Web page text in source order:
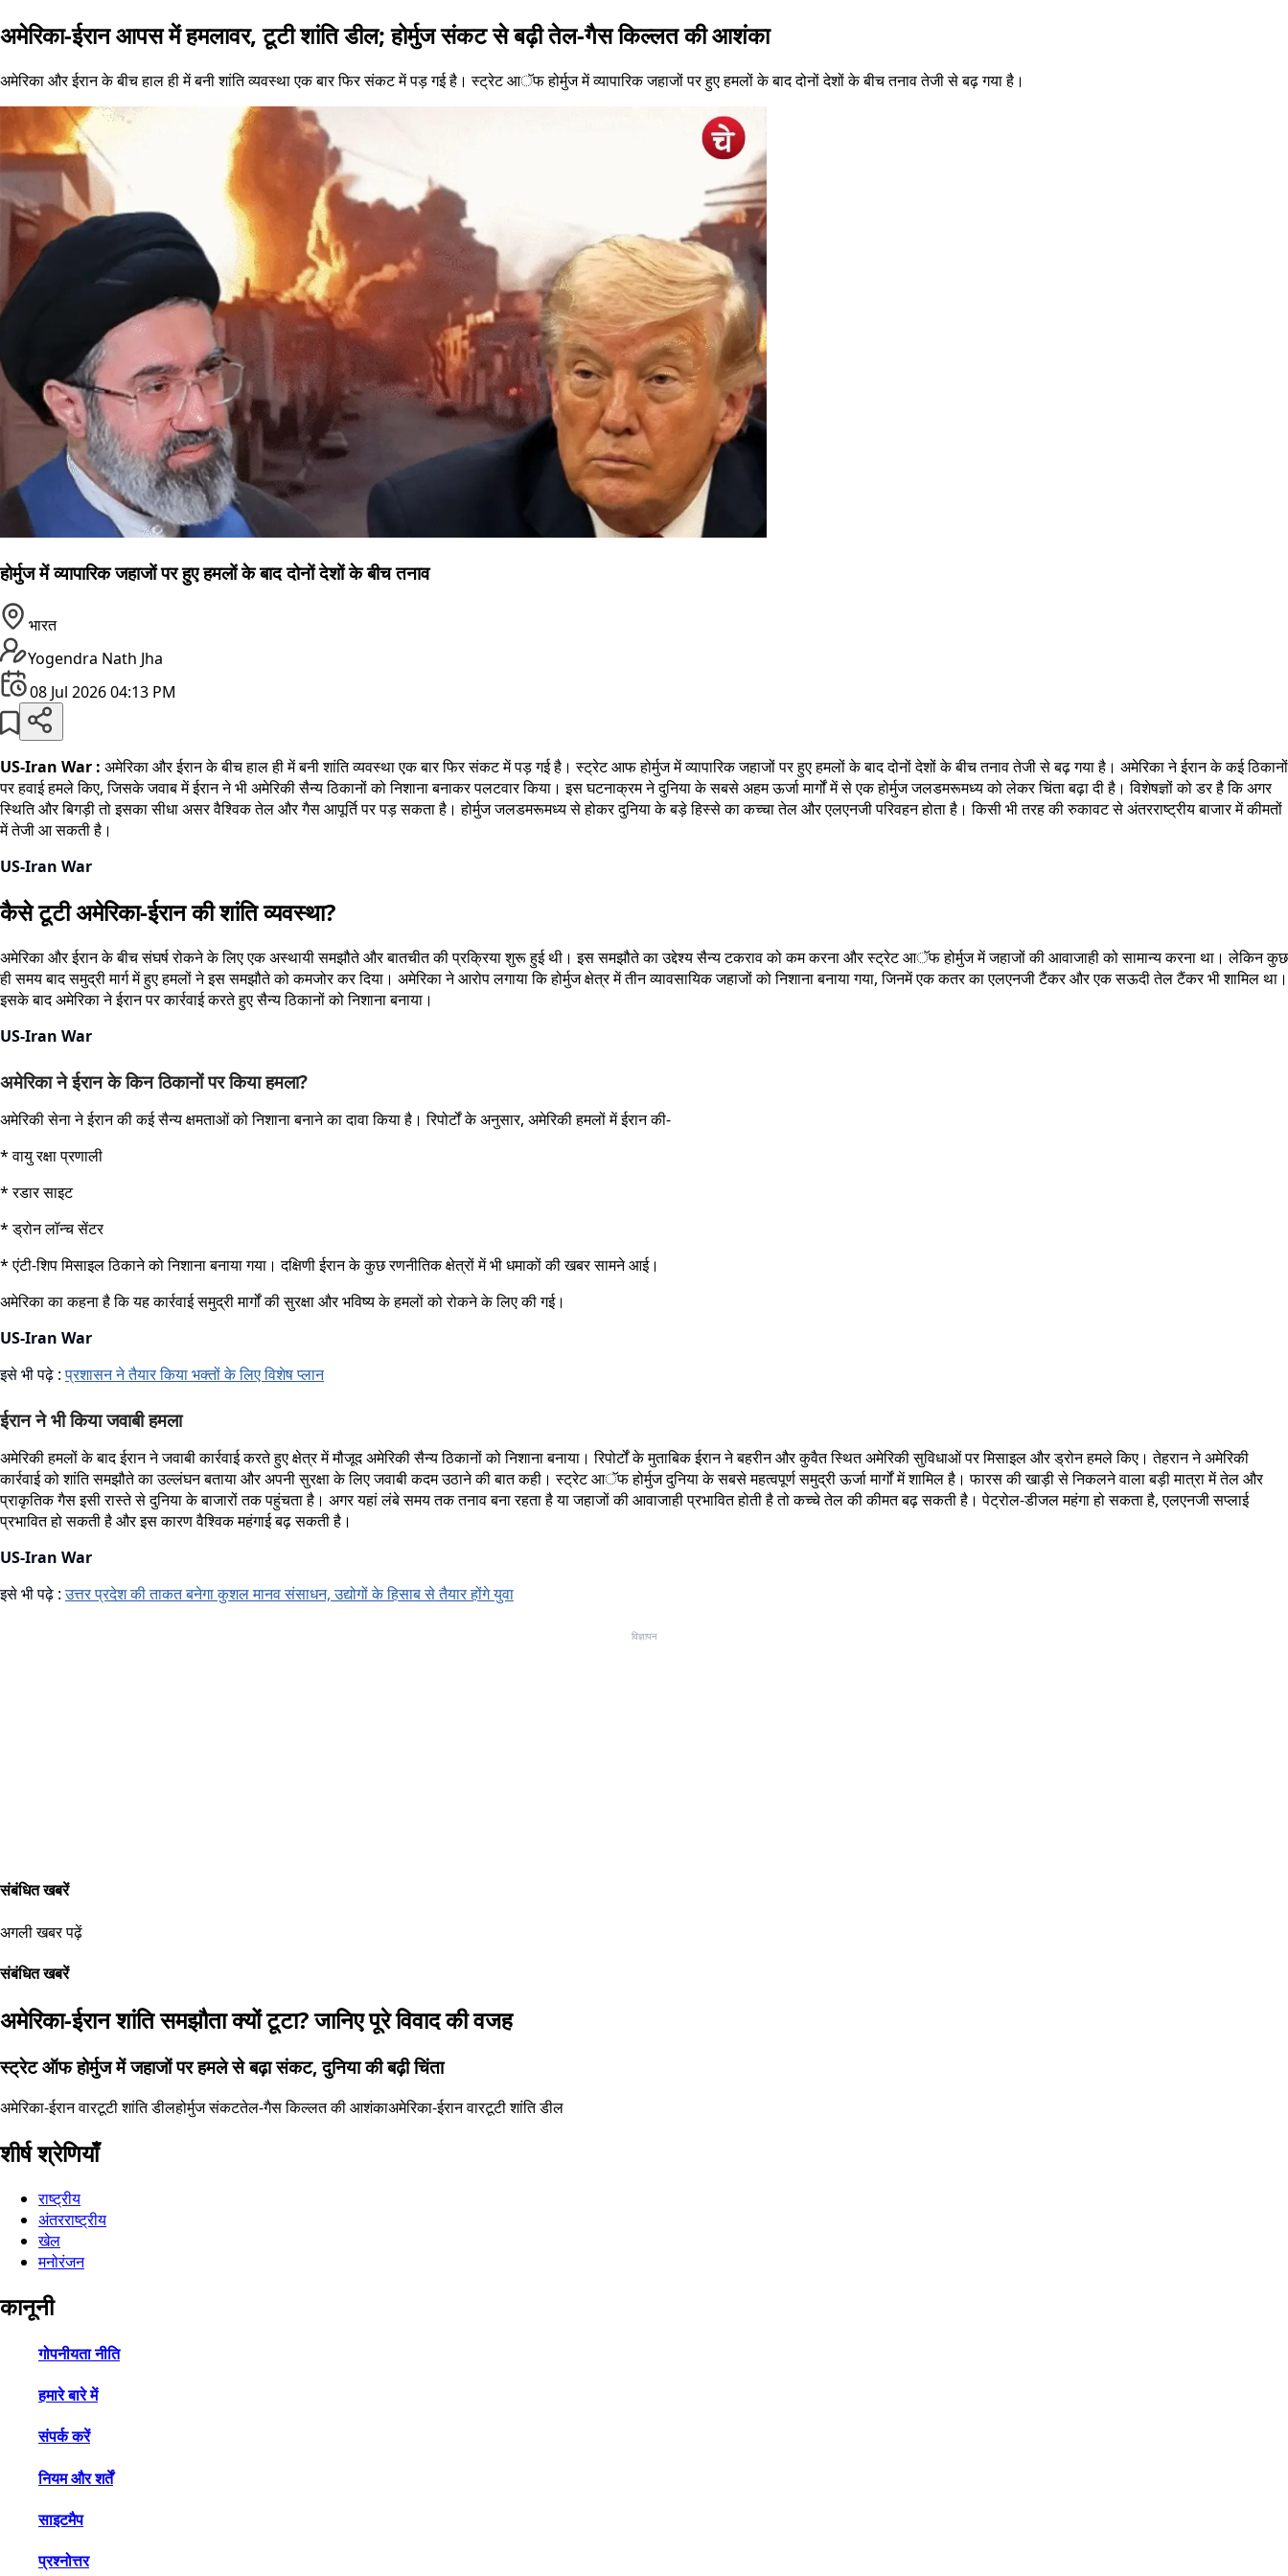
अमेरिका-ईरान आपस में हमलावर, टूटी शांति डील; होर्मुज संकट से बढ़ी तेल-गैस किल्लत की आशंका
अमेरिका और ईरान के बीच हाल ही में बनी शांति व्यवस्था एक बार फिर संकट में पड़ गई है। स्ट्रेट आॅफ होर्मुज में व्यापारिक जहाजों पर हुए हमलों के बाद दोनों देशों के बीच तनाव तेजी से बढ़ गया है।
होर्मुज में व्यापारिक जहाजों पर हुए हमलों के बाद दोनों देशों के बीच तनाव
भारत
Yogendra Nath Jha
08 Jul 2026 04:13 PM
US-Iran War : अमेरिका और ईरान के बीच हाल ही में बनी शांति व्यवस्था एक बार फिर संकट में पड़ गई है। स्ट्रेट आफ होर्मुज में व्यापारिक जहाजों पर हुए हमलों के बाद दोनों देशों के बीच तनाव तेजी से बढ़ गया है। अमेरिका ने ईरान के कई ठिकानों
पर हवाई हमले किए, जिसके जवाब में ईरान ने भी अमेरिकी सैन्य ठिकानों को निशाना बनाकर पलटवार किया। इस घटनाक्रम ने दुनिया के सबसे अहम ऊर्जा मार्गों में से एक होर्मुज जलडमरूमध्य को लेकर चिंता बढ़ा दी है। विशेषज्ञों को डर है कि अगर
स्थिति और बिगड़ी तो इसका सीधा असर वैश्विक तेल और गैस आपूर्ति पर पड़ सकता है। होर्मुज जलडमरूमध्य से होकर दुनिया के बड़े हिस्से का कच्चा तेल और एलएनजी परिवहन होता है। किसी भी तरह की रुकावट से अंतरराष्ट्रीय बाजार में कीमतों
में तेजी आ सकती है।
US-Iran War
कैसे टूटी अमेरिका-ईरान की शांति व्यवस्था?
अमेरिका और ईरान के बीच संघर्ष रोकने के लिए एक अस्थायी समझौते और बातचीत की प्रक्रिया शुरू हुई थी। इस समझौते का उद्देश्य सैन्य टकराव को कम करना और स्ट्रेट आॅफ होर्मुज में जहाजों की आवाजाही को सामान्य करना था। लेकिन कुछ
ही समय बाद समुद्री मार्ग में हुए हमलों ने इस समझौते को कमजोर कर दिया। अमेरिका ने आरोप लगाया कि होर्मुज क्षेत्र में तीन व्यावसायिक जहाजों को निशाना बनाया गया, जिनमें एक कतर का एलएनजी टैंकर और एक सऊदी तेल टैंकर भी शामिल था।
इसके बाद अमेरिका ने ईरान पर कार्रवाई करते हुए सैन्य ठिकानों को निशाना बनाया।
US-Iran War
अमेरिका ने ईरान के किन ठिकानों पर किया हमला?
अमेरिकी सेना ने ईरान की कई सैन्य क्षमताओं को निशाना बनाने का दावा किया है। रिपोर्टों के अनुसार, अमेरिकी हमलों में ईरान की-
* वायु रक्षा प्रणाली
* रडार साइट
* ड्रोन लॉन्च सेंटर
* एंटी-शिप मिसाइल ठिकाने को निशाना बनाया गया। दक्षिणी ईरान के कुछ रणनीतिक क्षेत्रों में भी धमाकों की खबर सामने आई।
अमेरिका का कहना है कि यह कार्रवाई समुद्री मार्गों की सुरक्षा और भविष्य के हमलों को रोकने के लिए की गई।
US-Iran War
इसे भी पढ़े :प्रशासन ने तैयार किया भक्तों के लिए विशेष प्लान
ईरान ने भी किया जवाबी हमला
अमेरिकी हमलों के बाद ईरान ने जवाबी कार्रवाई करते हुए क्षेत्र में मौजूद अमेरिकी सैन्य ठिकानों को निशाना बनाया। रिपोर्टों के मुताबिक ईरान ने बहरीन और कुवैत स्थित अमेरिकी सुविधाओं पर मिसाइल और ड्रोन हमले किए। तेहरान ने अमेरिकी
कार्रवाई को शांति समझौते का उल्लंघन बताया और अपनी सुरक्षा के लिए जवाबी कदम उठाने की बात कही। स्ट्रेट आॅफ होर्मुज दुनिया के सबसे महत्वपूर्ण समुद्री ऊर्जा मार्गों में शामिल है। फारस की खाड़ी से निकलने वाला बड़ी मात्रा में तेल और
प्राकृतिक गैस इसी रास्ते से दुनिया के बाजारों तक पहुंचता है। अगर यहां लंबे समय तक तनाव बना रहता है या जहाजों की आवाजाही प्रभावित होती है तो कच्चे तेल की कीमत बढ़ सकती है। पेट्रोल-डीजल महंगा हो सकता है, एलएनजी सप्लाई
प्रभावित हो सकती है और इस कारण वैश्विक महंगाई बढ़ सकती है।
US-Iran War
इसे भी पढ़े :उत्तर प्रदेश की ताकत बनेगा कुशल मानव संसाधन, उद्योगों के हिसाब से तैयार होंगे युवा
विज्ञापन
संबंधित खबरें
अगली खबर पढ़ें
संबंधित खबरें
अमेरिका-ईरान शांति समझौता क्यों टूटा? जानिए पूरे विवाद की वजह
स्ट्रेट ऑफ होर्मुज में जहाजों पर हमले से बढ़ा संकट, दुनिया की बढ़ी चिंता
अमेरिका-ईरान वारटूटी शांति डीलहोर्मुज संकटतेल-गैस किल्लत की आशंकाअमेरिका-ईरान वारटूटी शांति डील
शीर्ष श्रेणियाँ
राष्ट्रीय
अंतरराष्ट्रीय
खेल
मनोरंजन
कानूनी
गोपनीयता नीति
हमारे बारे में
संपर्क करें
नियम और शर्तें
साइटमैप
प्रश्नोत्तर